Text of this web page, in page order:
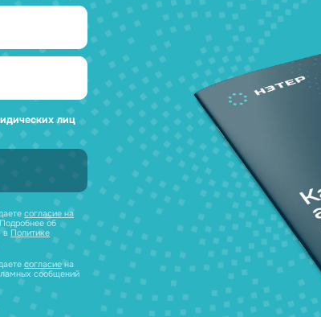
любые вопросы
наш каталог
консультацию и
аккумуляторов в одном